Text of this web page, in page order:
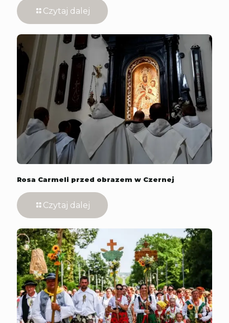
Czytaj dalej
Rosa Carmeli przed obrazem w Czernej
Czytaj dalej